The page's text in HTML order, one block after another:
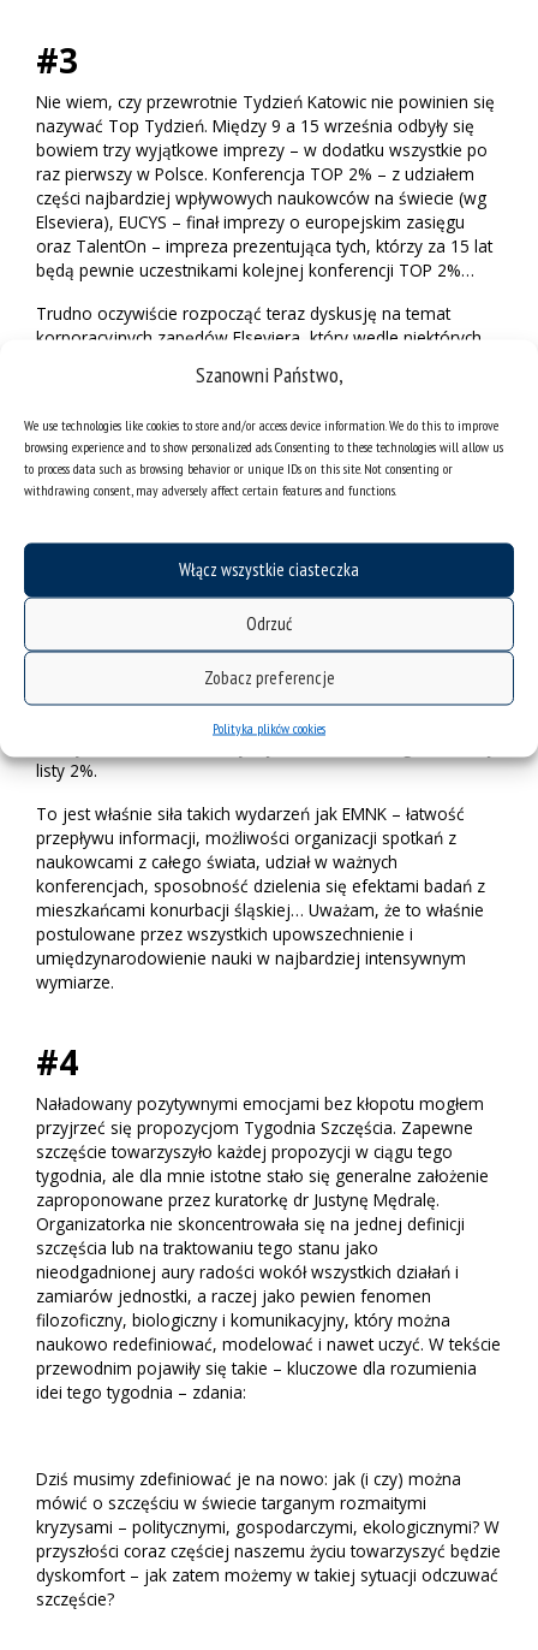
Szanowni Państwo,
We use technologies like cookies to store and/or access device information. We do this to improve
browsing experience and to show personalized ads. Consenting to these technologies will allow us
to process data such as browsing behavior or unique IDs on this site. Not consenting or
withdrawing consent, may adversely affect certain features and functions.
Włącz wszystkie ciasteczka
Odrzuć
Zobacz preferencje
Polityka plików cookies
#3
Nie wiem, czy przewrotnie Tydzień Katowic nie powinien się
nazywać Top Tydzień. Między 9 a 15 września odbyły się
bowiem trzy wyjątkowe imprezy – w dodatku wszystkie po
raz pierwszy w Polsce. Konferencja TOP 2% – z udziałem
części najbardziej wpływowych naukowców na świecie (wg
Elseviera), EUCYS – finał imprezy o europejskim zasięgu
oraz TalentOn – impreza prezentująca tych, którzy za 15 lat
będą pewnie uczestnikami kolejnej konferencji TOP 2%…
Trudno oczywiście rozpocząć teraz dyskusję na temat
korporacyjnych zapędów Elseviera, który wedle niektórych
ogranicza naukowców i tłamsi potencjał tych, którzy są
rzetelni, a nie wybitni. Sam jestem ofiarą takiego układu,
zajmować się po angielsku, chińsku, niemiecku. Większość z
nas po prostu robi swoje, nie oglądając się na
„oczekiwania” systemowe, których wręcz komicznym
przykładem jest Google Scholar (regularnie „ogrywany”
Frye). Spotkania w ramach konferencji TOP 2% są raczej
okazją do skonfrontowania własnych przekonań i
przypuszczeń o poziomie naukowym rodzimych badań z
tym, co prezentują rozpoznawalni i cytowani, beneficjenci
najbardziej prestiżowych grantów. I nierzadko okazuje się,
że nie tyle najwybitniejsi prezentują inny poziom naukowy
niż myślimy, ale mniej rozpoznani naukowcy robią podobne
listy 2%.
To jest właśnie siła takich wydarzeń jak EMNK – łatwość
przepływu informacji, możliwości organizacji spotkań z
naukowcami z całego świata, udział w ważnych
konferencjach, sposobność dzielenia się efektami badań z
mieszkańcami konurbacji śląskiej… Uważam, że to właśnie
postulowane przez wszystkich upowszechnienie i
umiędzynarodowienie nauki w najbardziej intensywnym
wymiarze.
#4
Naładowany pozytywnymi emocjami bez kłopotu mogłem
przyjrzeć się propozycjom Tygodnia Szczęścia. Zapewne
szczęście towarzyszyło każdej propozycji w ciągu tego
tygodnia, ale dla mnie istotne stało się generalne założenie
zaproponowane przez kuratorkę dr Justynę Mędralę.
Organizatorka nie skoncentrowała się na jednej definicji
szczęścia lub na traktowaniu tego stanu jako
nieodgadnionej aury radości wokół wszystkich działań i
zamiarów jednostki, a raczej jako pewien fenomen
filozoficzny, biologiczny i komunikacyjny, który można
naukowo redefiniować, modelować i nawet uczyć. W tekście
przewodnim pojawiły się takie – kluczowe dla rozumienia
idei tego tygodnia – zdania:
Dziś musimy zdefiniować je na nowo: jak (i czy) można
mówić o szczęściu w świecie targanym rozmaitymi
kryzysami – politycznymi, gospodarczymi, ekologicznymi? W
przyszłości coraz częściej naszemu życiu towarzyszyć będzie
dyskomfort – jak zatem możemy w takiej sytuacji odczuwać
szczęście?